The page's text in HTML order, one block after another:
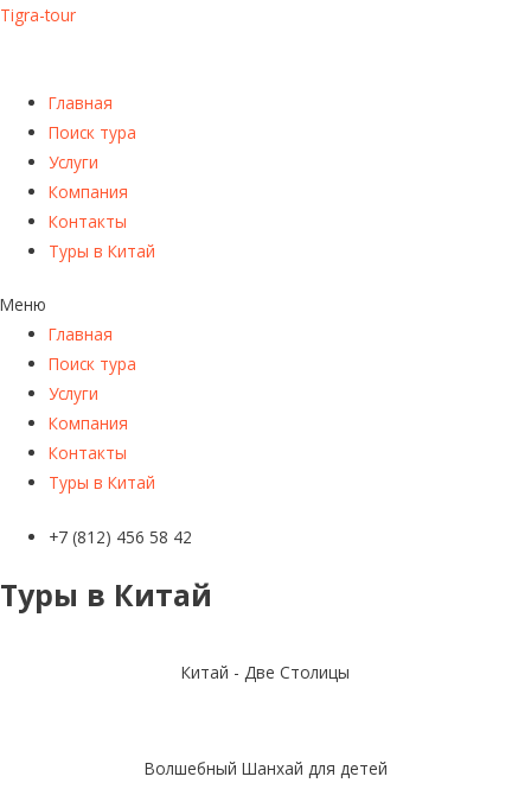
Tigra-tour
Главная
Поиск тура
Услуги
Компания
Контакты
Туры в Китай
Меню
Главная
Поиск тура
Услуги
Компания
Контакты
Туры в Китай
+7 (812) 456 58 42
Туры в Китай
Китай - Две Столицы
Волшебный Шанхай для детей